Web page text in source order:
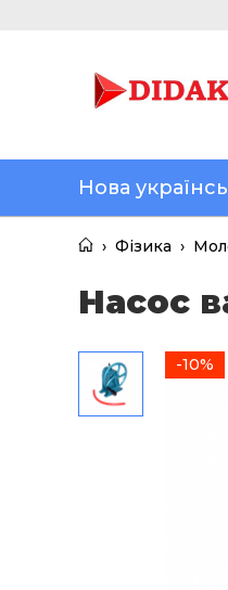
Нова
› Фізика ›
Насос
-10%